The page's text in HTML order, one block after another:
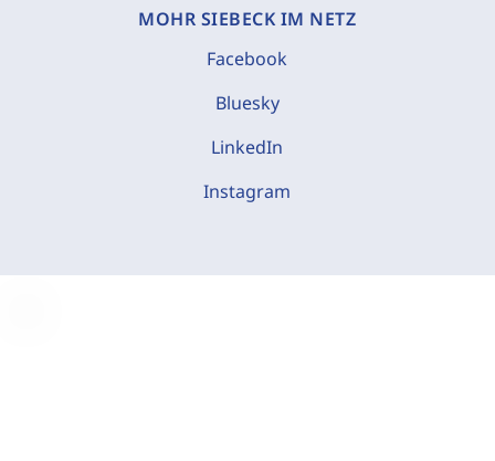
MOHR SIEBECK IM NETZ
Facebook
Bluesky
LinkedIn
Instagram